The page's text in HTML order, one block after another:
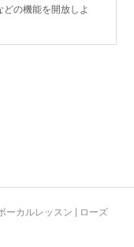
の機能を開放しよ
ーカルレッスン | ローズ